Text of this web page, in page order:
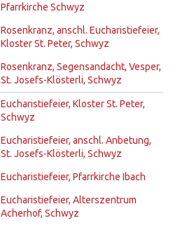
Pfarrkirche Schwyz
Rosenkranz, anschl. Eucharistiefeier,
Kloster St. Peter, Schwyz
Rosenkranz, Segensandacht, Vesper,
St. Josefs-Klösterli, Schwyz
Eucharistiefeier, Kloster St. Peter,
Schwyz
Eucharistiefeier, anschl. Anbetung,
St. Josefs-Klösterli, Schwyz
Eucharistiefeier, Pfarrkirche Ibach
Eucharistiefeier, Alterszentrum
Acherhof, Schwyz